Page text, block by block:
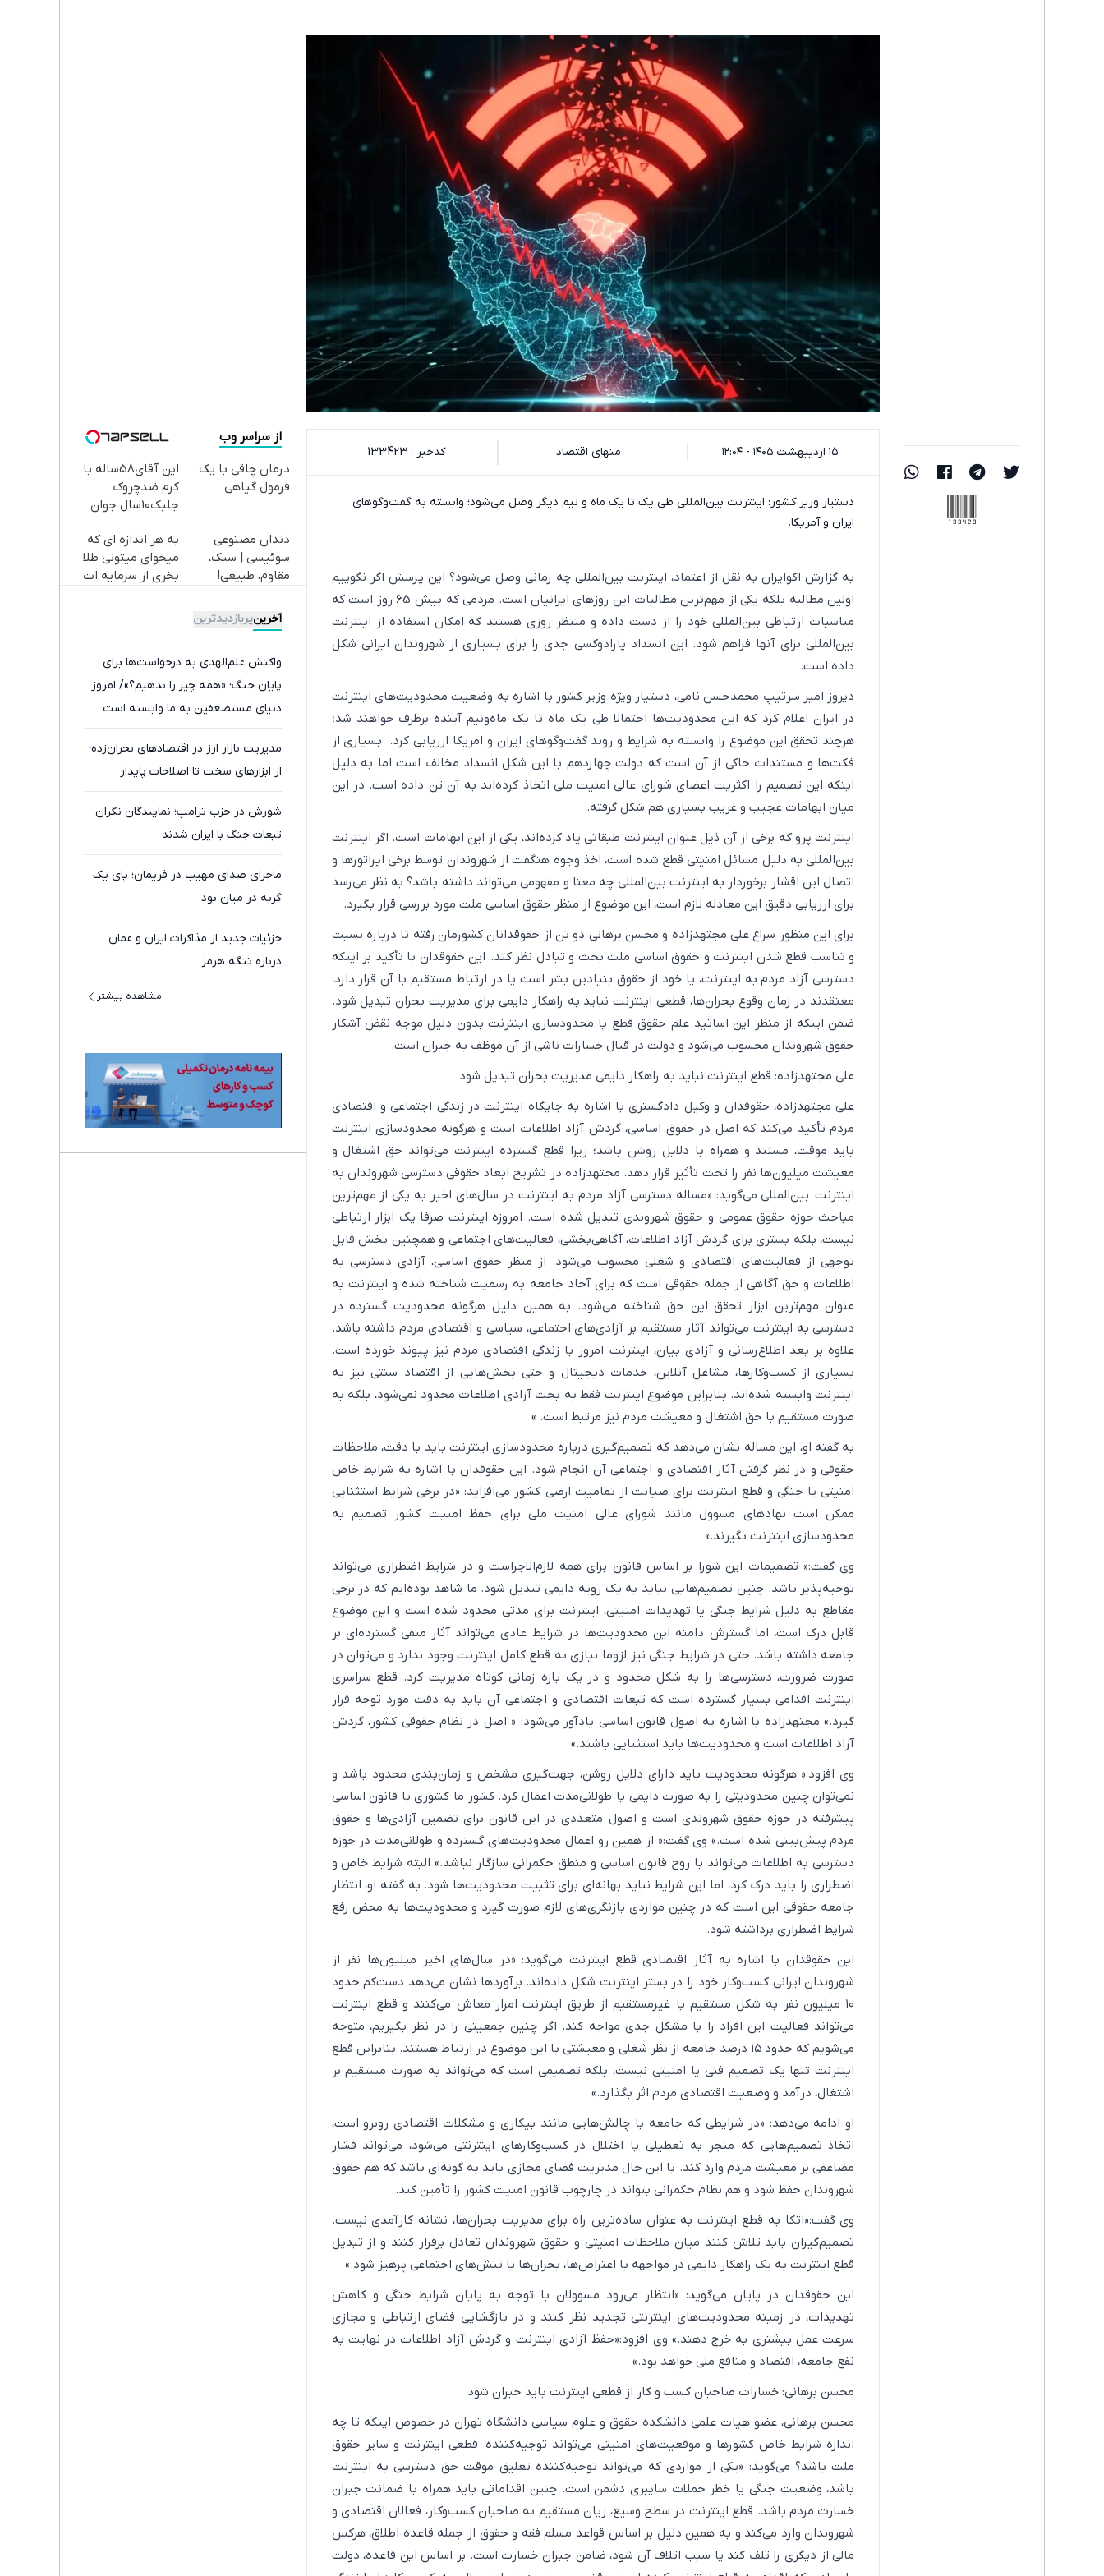
۱۵ اردیبهشت ۱۴۰۵ - ۱۲:۰۴ منهای اقتصاد کدخبر : 133423
دستیار وزیر کشور: اینترنت بین‌المللی طی یک تا یک ماه و نیم دیگر وصل می‌شود؛ وابسته به گفت‌وگوهای
ایران و آمریکا.
به گزارش اکوایران به نقل از اعتماد، اینترنت بین‌المللی چه زمانی وصل می‌شود؟ این پرسش اگر نگوییم
اولین مطالبه بلکه یکی از مهم‌ترین مطالبات این روزهای ایرانیان است. مردمی که بیش 65 روز است که
مناسبات ارتباطی بین‌المللی خود را از دست داده و منتظر روزی هستند که امکان استفاده از اینترنت
بین‌المللی برای آنها فراهم شود. این انسداد پارادوکسی جدی را برای بسیاری از شهروندان ایرانی شکل
داده است.
دیروز امیر سرتیپ محمدحسن نامی، دستیار ویژه وزیر کشور با اشاره به وضعیت محدودیت‌های اینترنت
در ایران اعلام کرد که این محدودیت‌ها احتمالا طی یک ماه تا یک ماه‌ونیم آینده برطرف خواهند شد؛
هرچند تحقق این موضوع را وابسته به شرایط و روند گفت‌وگوهای ایران و امریکا ارزیابی کرد. بسیاری از
فکت‌ها و مستندات حاکی از آن است که دولت چهاردهم با این شکل انسداد مخالف است اما به دلیل
اینکه این تصمیم را اکثریت اعضای شورای عالی امنیت ملی اتخاذ کرده‌اند به آن تن داده است. در این
میان ابهامات عجیب و غریب بسیاری هم شکل گرفته.
اینترنت پرو که برخی از آن ذیل عنوان اینترنت طبقاتی یاد کرده‌اند، یکی از این ابهامات است. اگر اینترنت
بین‌المللی به دلیل مسائل امنیتی قطع شده است، اخذ وجوه هنگفت از شهروندان توسط برخی اپراتورها و
اتصال این اقشار برخوردار به اینترنت بین‌المللی چه معنا و مفهومی می‌تواند داشته باشد؟ به نظر می‌رسد
برای ارزیابی دقیق این معادله لازم است، این موضوع از منظر حقوق اساسی ملت مورد بررسی قرار بگیرد.
برای این منظور سراغ علی مجتهد‌زاده و محسن برهانی دو تن از حقوقدانان کشورمان رفته تا درباره نسبت
و تناسب قطع شدن اینترنت و حقوق اساسی ملت بحث و تبادل نظر کند. این حقوقدان با تأکید بر اینکه
دسترسی آزاد مردم به اینترنت، یا خود از حقوق بنیادین بشر است یا در ارتباط مستقیم با آن قرار دارد،
معتقدند در زمان وقوع بحران‌ها، قطعی اینترنت نباید به راهکار دایمی برای مدیریت بحران تبدیل شود.
ضمن اینکه از منظر این اساتید علم حقوق قطع یا محدودسازی اینترنت بدون دلیل موجه نقض آشکار
حقوق شهروندان محسوب می‌شود و دولت در قبال خسارات ناشی از آن موظف به جبران است.
علی مجتهدزاده: قطع اینترنت نباید به راهکار دایمی مدیریت بحران تبدیل شود
علی مجتهد‌زاده، حقوقدان و وکیل دادگستری با اشاره به جایگاه اینترنت در زندگی اجتماعی و اقتصادی
مردم تأکید می‌کند که اصل در حقوق اساسی، گردش آزاد اطلاعات است و هرگونه محدودسازی اینترنت
باید موقت، مستند و همراه با دلایل روشن باشد؛ زیرا قطع گسترده اینترنت می‌تواند حق اشتغال و
معیشت میلیون‌ها نفر را تحت تأثیر قرار دهد. مجتهد‌زاده در تشریح ابعاد حقوقی دسترسی شهروندان به
اینترنت بین‌المللی می‌گوید: «مساله دسترسی آزاد مردم به اینترنت در سال‌های اخیر به یکی از مهم‌ترین
مباحث حوزه حقوق عمومی و حقوق شهروندی تبدیل شده است. امروزه اینترنت صرفا یک ابزار ارتباطی
نیست، بلکه بستری برای گردش آزاد اطلاعات، آگاهی‌بخشی، فعالیت‌های اجتماعی و همچنین بخش قابل
توجهی از فعالیت‌های اقتصادی و شغلی محسوب می‌شود. از منظر حقوق اساسی، آزادی دسترسی به
اطلاعات و حق آگاهی از جمله حقوقی است که برای آحاد جامعه به رسمیت شناخته شده و اینترنت به
عنوان مهم‌ترین ابزار تحقق این حق شناخته می‌شود. به همین دلیل هرگونه محدودیت گسترده در
دسترسی به اینترنت می‌تواند آثار مستقیم بر آزادی‌های اجتماعی، سیاسی و اقتصادی مردم داشته باشد.
علاوه بر بعد اطلاع‌رسانی و آزادی بیان، اینترنت امروز با زندگی اقتصادی مردم نیز پیوند خورده است.
بسیاری از کسب‌وکارها، مشاغل آنلاین، خدمات دیجیتال و حتی بخش‌هایی از اقتصاد سنتی نیز به
اینترنت وابسته شده‌اند. بنابراین موضوع اینترنت فقط به بحث آزادی اطلاعات محدود نمی‌شود، بلکه به
صورت مستقیم با حق اشتغال و معیشت مردم نیز مرتبط است. »
به گفته او، این مساله نشان می‌دهد که تصمیم‌گیری درباره محدودسازی اینترنت باید با دقت، ملاحظات
حقوقی و در نظر گرفتن آثار اقتصادی و اجتماعی آن انجام شود. این حقوقدان با اشاره به شرایط خاص
امنیتی یا جنگی و قطع اینترنت برای صیانت از تمامیت ارضی کشور می‌افزاید: «در برخی شرایط استثنایی
ممکن است نهادهای مسوول مانند شورای عالی امنیت ملی برای حفظ امنیت کشور تصمیم به
محدودسازی اینترنت بگیرند.»
وی گفت:« تصمیمات این شورا بر اساس قانون برای همه لازم‌الاجراست و در شرایط اضطراری می‌تواند
توجیه‌پذیر باشد. چنین تصمیم‌هایی نباید به یک رویه دایمی تبدیل شود. ما شاهد بوده‌ایم که در برخی
مقاطع به دلیل شرایط جنگی یا تهدیدات امنیتی، اینترنت برای مدتی محدود شده است و این موضوع
قابل درک است، اما گسترش دامنه این محدودیت‌ها در شرایط عادی می‌تواند آثار منفی گسترده‌ای بر
جامعه داشته باشد. حتی در شرایط جنگی نیز لزوما نیازی به قطع کامل اینترنت وجود ندارد و می‌توان در
صورت ضرورت، دسترسی‌ها را به شکل محدود و در یک بازه زمانی کوتاه مدیریت کرد. قطع سراسری
اینترنت اقدامی بسیار گسترده است که تبعات اقتصادی و اجتماعی آن باید به دقت مورد توجه قرار
گیرد.» مجتهدزاده با اشاره به اصول قانون اساسی یادآور می‌شود: « اصل در نظام حقوقی کشور، گردش
آزاد اطلاعات است و محدودیت‌ها باید استثنایی باشند.»
وی افزود:« هرگونه محدودیت باید دارای دلایل روشن، جهت‌گیری مشخص و زمان‌بندی محدود باشد و
نمی‌توان چنین محدودیتی را به صورت دایمی یا طولانی‌مدت اعمال کرد. کشور ما کشوری با قانون اساسی
پیشرفته در حوزه حقوق شهروندی است و اصول متعددی در این قانون برای تضمین آزادی‌ها و حقوق
مردم پیش‌بینی شده است.» وی گفت:« از همین رو اعمال محدودیت‌های گسترده و طولانی‌مدت در حوزه
دسترسی به اطلاعات می‌تواند با روح قانون اساسی و منطق حکمرانی سازگار نباشد.» البته شرایط خاص و
اضطراری را باید درک کرد، اما این شرایط نباید بهانه‌ای برای تثبیت محدودیت‌ها شود. به گفته او، انتظار
جامعه حقوقی این است که در چنین مواردی بازنگری‌های لازم صورت گیرد و محدودیت‌ها به محض رفع
شرایط اضطراری برداشته شود.
این حقوقدان با اشاره به آثار اقتصادی قطع اینترنت می‌گوید: «در سال‌های اخیر میلیون‌ها نفر از
شهروندان ایرانی کسب‌وکار خود را در بستر اینترنت شکل داده‌اند. برآوردها نشان می‌دهد دست‌کم حدود
۱۰ میلیون نفر به شکل مستقیم یا غیرمستقیم از طریق اینترنت امرار معاش می‌کنند و قطع اینترنت
می‌تواند فعالیت این افراد را با مشکل جدی مواجه کند. اگر چنین جمعیتی را در نظر بگیریم، متوجه
می‌شویم که حدود ۱۵ درصد جامعه از نظر شغلی و معیشتی با این موضوع در ارتباط هستند. بنابراین قطع
اینترنت تنها یک تصمیم فنی یا امنیتی نیست، بلکه تصمیمی است که می‌تواند به صورت مستقیم بر
اشتغال، درآمد و وضعیت اقتصادی مردم اثر بگذارد.»
او ادامه می‌دهد: «در شرایطی که جامعه با چالش‌هایی مانند بیکاری و مشکلات اقتصادی روبرو است،
اتخاذ تصمیم‌هایی که منجر به تعطیلی یا اختلال در کسب‌وکارهای اینترنتی می‌شود، می‌تواند فشار
مضاعفی بر معیشت مردم وارد کند. با این حال مدیریت فضای مجازی باید به گونه‌ای باشد که هم حقوق
شهروندان حفظ شود و هم نظام حکمرانی بتواند در چارچوب قانون امنیت کشور را تأمین کند.
وی گفت:«اتکا به قطع اینترنت به عنوان ساده‌ترین راه برای مدیریت بحران‌ها، نشانه کارآمدی نیست.
تصمیم‌گیران باید تلاش کنند میان ملاحظات امنیتی و حقوق شهروندان تعادل برقرار کنند و از تبدیل
قطع اینترنت به یک راهکار دایمی در مواجهه با اعتراض‌ها، بحران‌ها یا تنش‌های اجتماعی پرهیز شود.»
این حقوقدان در پایان می‌گوید: «انتظار می‌رود مسوولان با توجه به پایان شرایط جنگی و کاهش
تهدیدات، در زمینه محدودیت‌های اینترنتی تجدید نظر کنند و در بازگشایی فضای ارتباطی و مجازی
سرعت عمل بیشتری به خرج دهند.» وی افزود:«حفظ آزادی اینترنت و گردش آزاد اطلاعات در نهایت به
نفع جامعه، اقتصاد و منافع ملی خواهد بود.»
محسن برهانی: خسارات صاحبان کسب و کار از قطعی اینترنت باید جبران شود
محسن برهانی، عضو هیات علمی دانشکده حقوق و علوم سیاسی دانشگاه تهران در خصوص اینکه تا چه
اندازه شرایط خاص کشورها و موقعیت‌های امنیتی می‌تواند توجیه‌کننده قطعی اینترنت و سایر حقوق
ملت باشد؟ می‌گوید: «یکی از مواردی که می‌تواند توجیه‌کننده تعلیق موقت حق دسترسی به اینترنت
باشد، وضعیت جنگی یا خطر حملات سایبری دشمن است. چنین اقداماتی باید همراه با ضمانت جبران
خسارت مردم باشد. قطع اینترنت در سطح وسیع، زیان مستقیم به صاحبان کسب‌وکار، فعالان اقتصادی و
شهروندان وارد می‌کند و به همین دلیل بر اساس قواعد مسلم فقه و حقوق از جمله قاعده اطلاق، هرکس
مالی از دیگری را تلف کند یا سبب اتلاف آن شود، ضامن جبران خسارت است. بر اساس این قاعده، دولت
از سراسر وب
درمان چاقی با یک
فرمول گیاهی
این آقای58ساله با
کرم ضدچروک
جلبک10سال جوان
تخفیف)
دندان مصنوعی
سوئیسی | سبک،
مقاوم، طبیعی!
رایگان+پرداخت
اقساطی😍
به هر اندازه ای که
میخوای میتونی طلا
بخری از سرمایه ات
آخرینپربازدیدترین
واکنش علم‌الهدی به درخواست‌ها برای
پایان جنگ؛ «همه چیز را بدهیم؟»/ امروز
دنیای مستضعفین به ما وابسته است
مدیریت بازار ارز در اقتصادهای بحران‌زده؛
از ابزارهای سخت تا اصلاحات پایدار
شورش در حزب ترامپ؛ نمایندگان نگران
تبعات جنگ با ایران شدند
ماجرای صدای مهیب در فریمان؛ پای یک
گربه در میان بود
جزئیات جدید از مذاکرات ایران و عمان
درباره تنگه هرمز
مشاهده بیشتر